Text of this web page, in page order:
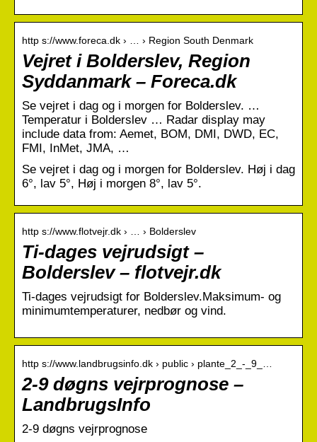
http s://www.foreca.dk › … › Region South Denmark
Vejret i Bolderslev, Region
Syddanmark – Foreca.dk
Se vejret i dag og i morgen for Bolderslev. …
Temperatur i Bolderslev … Radar display may
include data from: Aemet, BOM, DMI, DWD, EC,
FMI, InMet, JMA, …
Se vejret i dag og i morgen for Bolderslev. Høj i dag
6°, lav 5°, Høj i morgen 8°, lav 5°.
http s://www.flotvejr.dk › … › Bolderslev
Ti-dages vejrudsigt –
Bolderslev – flotvejr.dk
Ti-dages vejrudsigt for Bolderslev.Maksimum- og
minimumtemperaturer, nedbør og vind.
http s://www.landbrugsinfo.dk › public › plante_2_-_9_…
2-9 døgns vejrprognose –
LandbrugsInfo
2-9 døgns vejrprognose